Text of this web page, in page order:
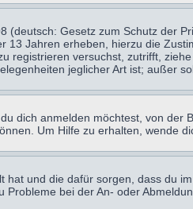
(deutsch: Gesetz zum Schutz der
Jahren erheben, hierzu die
registrieren versuchst, zutrifft,
jeglicher Art ist; außer
dich anmelden möchtest, von
Um Hilfe zu erhalten, wende
hat und die dafür sorgen, dass
bei der An- oder